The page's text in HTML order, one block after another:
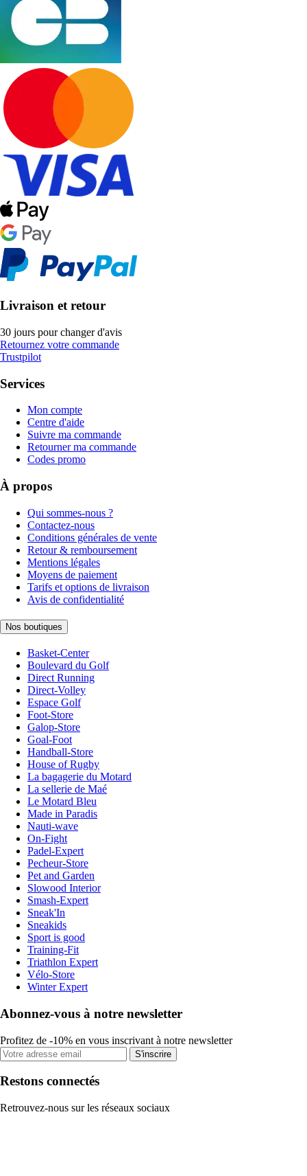
Livraison et retour
30 jours pour changer d'avis
Retournez votre commande
Trustpilot
Services
Mon compte
Centre d'aide
Suivre ma commande
Retourner ma commande
Codes promo
À propos
Qui sommes-nous ?
Contactez-nous
Conditions générales de vente
Retour & remboursement
Mentions légales
Moyens de paiement
Tarifs et options de livraison
Avis de confidentialité
Nos boutiques
Basket-Center
Boulevard du Golf
Direct Running
Direct-Volley
Espace Golf
Foot-Store
Galop-Store
Goal-Foot
Handball-Store
House of Rugby
La bagagerie du Motard
La sellerie de Maé
Le Motard Bleu
Made in Paradis
Nauti-wave
On-Fight
Padel-Expert
Pecheur-Store
Pet and Garden
Slowood Interior
Smash-Expert
Sneak'In
Sneakids
Sport is good
Training-Fit
Triathlon Expert
Vélo-Store
Winter Expert
Abonnez-vous à notre newsletter
Profitez de -10% en vous inscrivant à notre newsletter
S'inscrire
Restons connectés
Retrouvez-nous sur les réseaux sociaux